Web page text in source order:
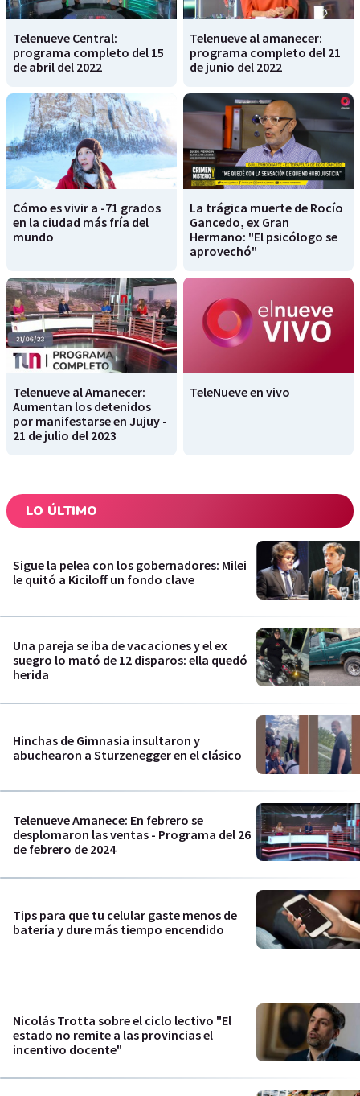
Telenueve Central:
programa completo del 15
de abril del 2022
Telenueve al amanecer:
programa completo del 21
de junio del 2022
Cómo es vivir a -71 grados
en la ciudad más fría del
mundo
La trágica muerte de Rocío
Gancedo, ex Gran
Hermano: "El psicólogo se
aprovechó"
Telenueve al Amanecer:
Aumentan los detenidos
por manifestarse en Jujuy -
21 de julio del 2023
TeleNueve en vivo
LO ÚLTIMO
Sigue la pelea con los gobernadores: Milei
le quitó a Kiciloff un fondo clave
Una pareja se iba de vacaciones y el ex
suegro lo mató de 12 disparos: ella quedó
herida
Hinchas de Gimnasia insultaron y
abuchearon a Sturzenegger en el clásico
Telenueve Amanece: En febrero se
desplomaron las ventas - Programa del 26
de febrero de 2024
Tips para que tu celular gaste menos de
batería y dure más tiempo encendido
Nicolás Trotta sobre el ciclo lectivo "El
estado no remite a las provincias el
incentivo docente"